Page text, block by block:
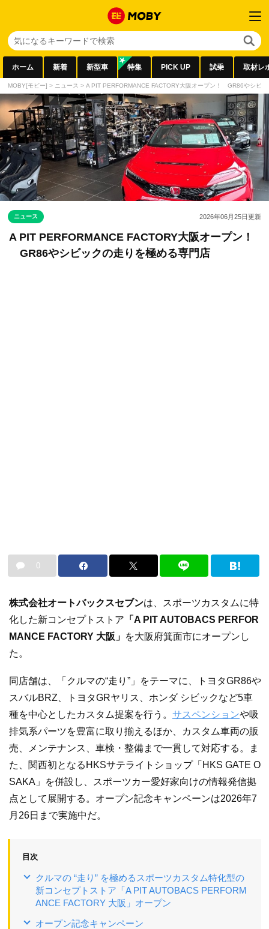
ホーム 新着 新型車 特集 PICK UP 試乗 取材レ
MOBY[モビー] > ニュース > A PIT PERFORMANCE FACTORY大阪オープン！ GR86やシビッ
ニュース 2026年06月25日更新
A PIT PERFORMANCE FACTORY大阪オープン！
GR86やシビックの走りを極める専門店
0
株式会社オートバックスセブンは、スポーツカスタムに特
化した新コンセプトストア 「A PIT AUTOBACS PERFOR
MANCE FACTORY 大阪」 を大阪府箕面市にオープンし
た。
同店舗は、「クルマの“走り”」をテーマに、トヨタGR86や
スバルBRZ、トヨタGRヤリス、ホンダ シビックなど5車
種を中心としたカスタム提案を行う。 サスペンションや吸
排気系パーツを豊富に取り揃えるほか、カスタム車両の販
売、メンテナンス、車検・整備まで一貫して対応する。ま
た、関西初となるHKSサテライトショップ「HKS GATE O
SAKA」を併設し、スポーツカー愛好家向けの情報発信拠
点として展開する。オープン記念キャンペーンは2026年7
月26日まで実施中だ。
目次
クルマの “走り” を極めるスポーツカスタム特化型の
新コンセプトストア「A PIT AUTOBACS PERFORM
ANCE FACTORY 大阪」オープン
オープン記念キャンペーン